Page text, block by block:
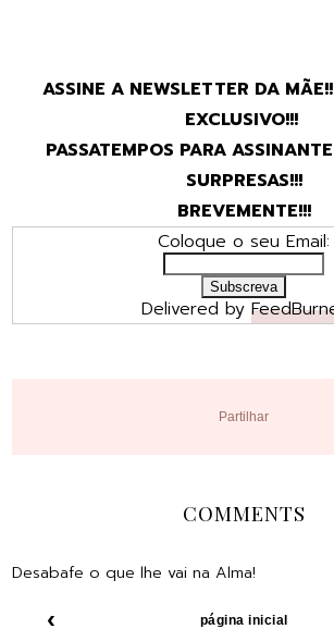
ASSINE A NEWSLETTER DA
EXCLUSIVO!!!
PASSATEMPOS PARA
SURPRESAS!!!
BREVEMENTE!!!
Coloque o seu Email:
Delivered by
Partilhar
COMMENTS
Desabafe o que lhe vai na Alma!
‹ página inicial